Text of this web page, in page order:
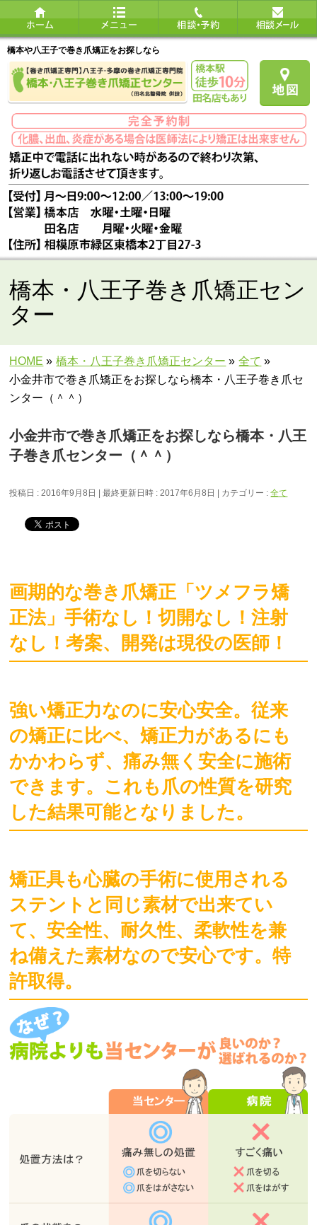
橋本や八王子で巻き爪矯正をお探しなら
橋本・八王子巻き爪矯正セン
ター
HOME » 橋本・八王子巻き爪矯正センター » 全て »
小金井市で巻き爪矯正をお探しなら橋本・八王子巻き爪セ
ンター（＾＾）
小金井市で巻き爪矯正をお探しなら橋本・八王
子巻き爪センター（＾＾）
投稿日 : 2016年9月8日 最終更新日時 : 2017年6月8日 カテゴリー :全て
画期的な巻き爪矯正「ツメフラ矯
正法」手術なし！切開なし！注射
なし！考案、開発は現役の医師！
強い矯正力なのに安心安全。従来
の矯正に比べ、矯正力があるにも
かかわらず、痛み無く安全に施術
できます。これも爪の性質を研究
した結果可能となりました。
矯正具も心臓の手術に使用される
ステントと同じ素材で出来てい
て、安全性、耐久性、柔軟性を兼
ね備えた素材なので安心です。特
許取得。